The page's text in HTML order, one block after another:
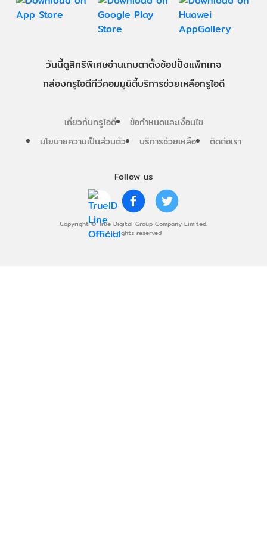
Follow us
Copyright © True Digital Group Company Limited.
All rights reserved
วันนี้ดูสิทธิพิเศษอ่านเกมตาตั้งช้อปปิ้งแพ็กเกจ
กล่องทรูไอดีทีวีคอมมูนิตี้บริการช่วยเหลือทรูไอดี
เกี่ยวกับทรูไอดี
ข้อกำหนดและเงื่อนไข
นโยบายความเป็นส่วนตัว
บริการช่วยเหลือ ติดต่อเรา